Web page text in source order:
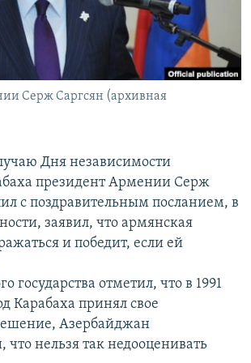
Серж Саргсян (архивная
Дня независимости
президент Армении Серж
с поздравительным посланием, в
заявил, что армянская
и победит, если ей
государства отметил, что в 1991
Карабаха принял свое
Азербайджан
нельзя так недооценивать